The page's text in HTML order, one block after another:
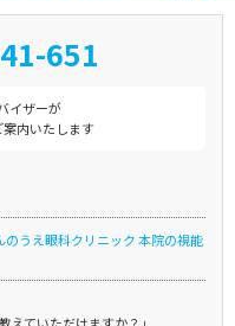
651
イザーが
内いたします
うえ眼科クリニック 本院の視能